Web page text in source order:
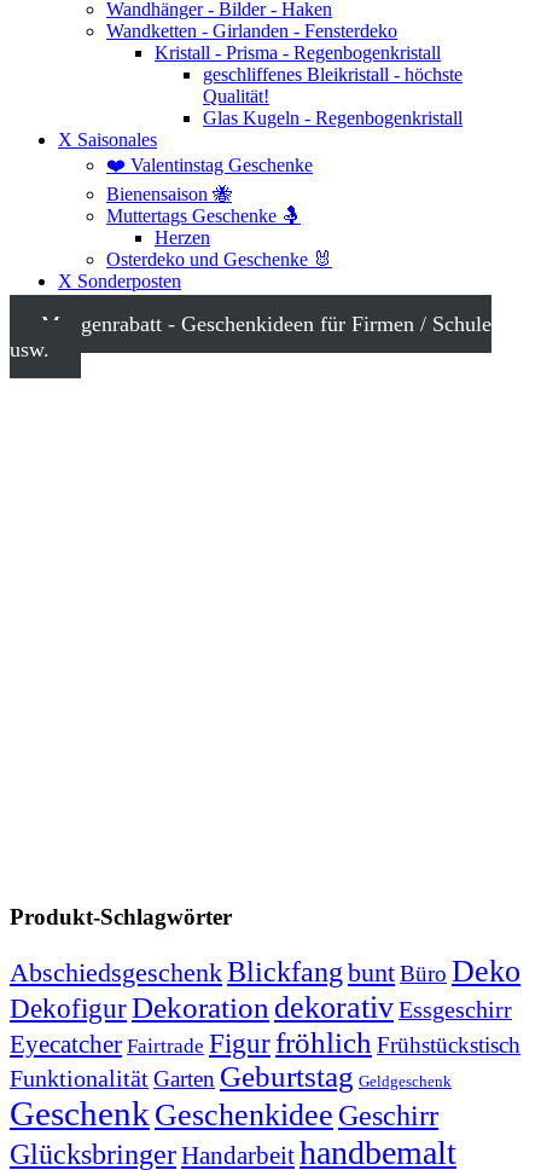
Wandhänger - Bilder - Haken
Wandketten - Girlanden - Fensterdeko
Kristall - Prisma - Regenbogenkristall
geschliffenes Bleikristall - höchste
Qualität!
Glas Kugeln - Regenbogenkristall
X Saisonales
❤️ Valentinstag Geschenke
Bienensaison 🐝
Muttertags Geschenke 🤱
Herzen
Osterdeko und Geschenke 🐰
X Sonderposten
Mengenrabatt - Geschenkideen für Firmen / Schule
usw.
Produkt-Schlagwörter
AbschiedsgeschenkBlickfang buntBüro Deko
DekofigurDekoration dekorativEssgeschirr
Eyecatcher Fairtrade Figurfröhlich Frühstückstisch
FunktionalitätGarten Geburtstag Geldgeschenk
Geschenk Geschenkidee Geschirr
GlücksbringerHandarbeithandbemalt